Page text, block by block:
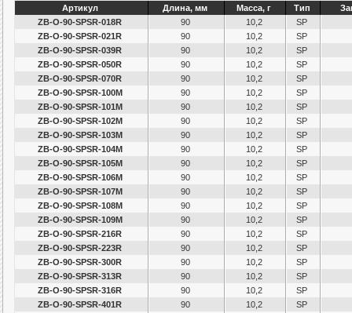
Артикул Длина, мм Масса, г Тип
ZB-O-90-SPSR-018R
90 10,2
SP
ZB-O-90-SPSR-021R
90 10,2
SP
ZB-O-90-SPSR-039R
90 10,2
SP
ZB-O-90-SPSR-050R
90 10,2
SP
ZB-O-90-SPSR-070R
90 10,2
SP
ZB-O-90-SPSR-100M
90 10,2
SP
ZB-O-90-SPSR-101M
90 10,2
SP
ZB-O-90-SPSR-102M
90 10,2
SP
ZB-O-90-SPSR-103M
90 10,2
SP
ZB-O-90-SPSR-104M
90 10,2
SP
ZB-O-90-SPSR-105M
90 10,2
SP
ZB-O-90-SPSR-106M
90 10,2
SP
ZB-O-90-SPSR-107M
90 10,2
SP
ZB-O-90-SPSR-108M
90 10,2
SP
ZB-O-90-SPSR-109M
90 10,2
SP
ZB-O-90-SPSR-216R
90 10,2
SP
ZB-O-90-SPSR-223R
90 10,2
SP
ZB-O-90-SPSR-300R
90 10,2
SP
ZB-O-90-SPSR-313R
90 10,2
SP
ZB-O-90-SPSR-316R
90 10,2
SP
ZB-O-90-SPSR-401R
90 10,2
SP